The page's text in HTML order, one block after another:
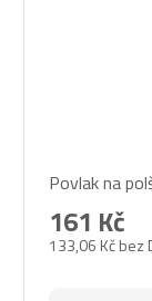
Povlak na
133,06 Kč bez
161 Kč